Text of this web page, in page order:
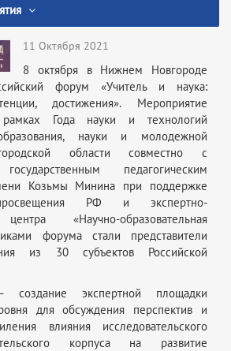
11 Октября 2021
8 октября в Нижнем Новгороде
форум «Учитель и наука:
достижения». Мероприятие
Года науки и технологий
науки и молодежной
области совместно с
педагогическим
Козьмы Минина при поддержке
РФ и экспертно-
«Научно-образовательная
форума стали представители
из 30 субъектов Российской
экспертной площадки
для обсуждения перспектив и
влияния исследовательского
корпуса на развитие